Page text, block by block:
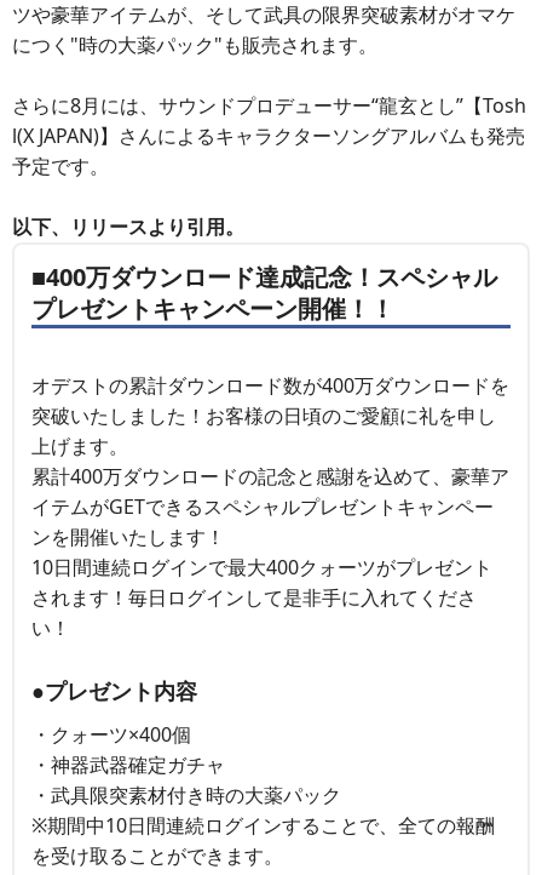
ツや豪華アイテムが、そして武具の限界突破素材がオマケ
につく"時の大薬パック"も販売されます。
さらに8月には、サウンドプロデューサー“龍玄とし”【Tosh
l(X JAPAN)】さんによるキャラクターソングアルバムも発売
予定です。
以下、リリースより引用。
■400万ダウンロード達成記念！スペシャル
プレゼントキャンペーン開催！！
オデストの累計ダウンロード数が400万ダウンロードを
突破いたしました！お客様の日頃のご愛顧に礼を申し
上げます。
累計400万ダウンロードの記念と感謝を込めて、豪華ア
イテムがGETできるスペシャルプレゼントキャンペー
ンを開催いたします！
10日間連続ログインで最大400クォーツがプレゼント
されます！毎日ログインして是非手に入れてくださ
い！
●プレゼント内容
・クォーツ×400個
・神器武器確定ガチャ
・武具限突素材付き時の大薬パック
※期間中10日間連続ログインすることで、全ての報酬
を受け取ることができます。